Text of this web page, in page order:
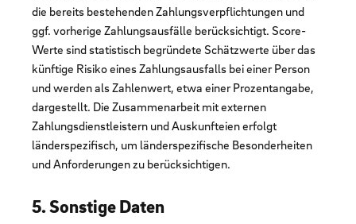
die bereits bestehenden Zahlungsverpflichtungen und
ggf. vorherige Zahlungsausfälle berücksichtigt. Score-
Werte sind statistisch begründete Schätzwerte über das
künftige Risiko eines Zahlungsausfalls bei einer Person
und werden als Zahlenwert, etwa einer Prozentangabe,
dargestellt. Die Zusammenarbeit mit externen
Zahlungsdienstleistern und Auskunfteien erfolgt
länderspezifisch, um länderspezifische Besonderheiten
und Anforderungen zu berücksichtigen.
5. Sonstige Daten